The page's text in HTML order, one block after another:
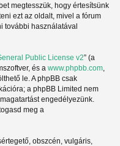
megtesszük, hogy értesítsünk
ezt az oldalt, mivel a fórum
további használatával
Public License v2” (a
és a www.phpbb.com
le. A phpBB csak
a phpBB Limited nem
engedélyezünk.
meg a
obszcén, vulgáris,